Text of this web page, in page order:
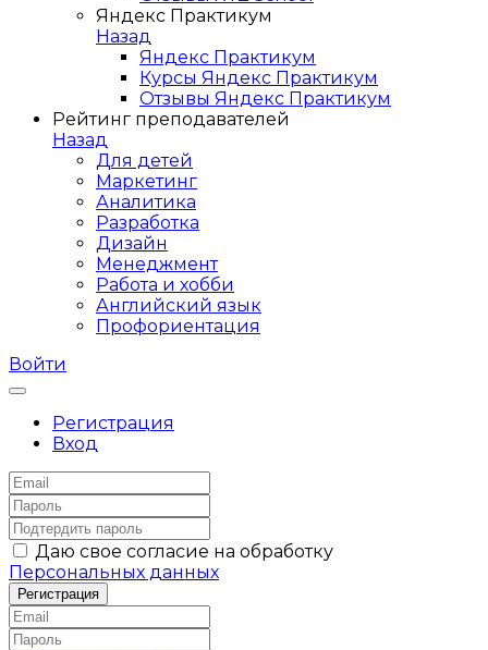
Яндекс Практикум
Назад
Яндекс Практикум
Курсы Яндекс Практикум
Отзывы Яндекс Практикум
Рейтинг преподавателей
Назад
Для детей
Маркетинг
Аналитика
Разработка
Дизайн
Менеджмент
Работа и хобби
Английский язык
Профориентация
Войти
Регистрация
Вход
Даю свое согласие на обработку
Персональных данных